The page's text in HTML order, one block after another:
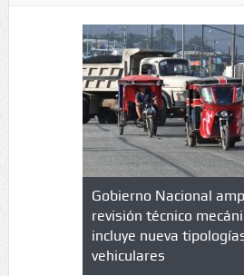
de
en
Gobierno Nacional
revisión técnico
incluye nueva
vehiculares